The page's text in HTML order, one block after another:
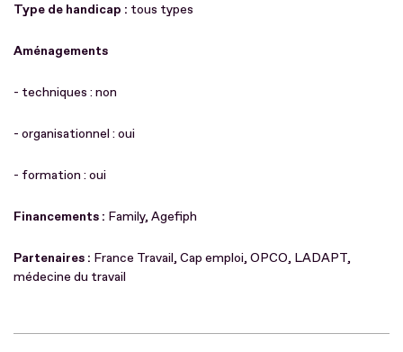
Type de handicap : tous types
Aménagements
- techniques : non
- organisationnel : oui
- formation : oui
Financements : Family, Agefiph
Partenaires : France Travail, Cap emploi, OPCO, LADAPT,
médecine du travail